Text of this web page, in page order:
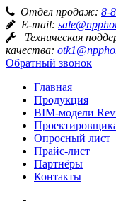
Отдел продаж: 8-
E-mail:
Техническая
качества:
Обратный звонок
Главная
Продукция
BIM-модели
Опросный лист
Прайс-лист
Партнёры
Контакты